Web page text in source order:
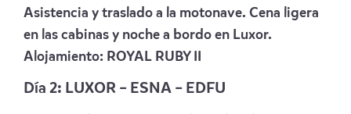
Asistencia y traslado a la motonave. Cena ligera
en las cabinas y noche a bordo en Luxor.
Alojamiento: ROYAL RUBY II
Día 2: LUXOR – ESNA – EDFU